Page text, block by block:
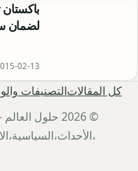
باكستان
لضمان
02-13
كل المقالاتالتصنيفات
© 2026 حلول